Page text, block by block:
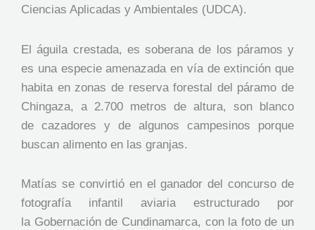
Ciencias Aplicadas y Ambientales (UDCA).
El águila crestada, es soberana de los páramos y
es una especie amenazada en vía de extinción que
habita en zonas de reserva forestal del páramo de
Chingaza, a 2.700 metros de altura, son blanco
de cazadores y de algunos campesinos porque
buscan alimento en las granjas.
Matías se convirtió en el ganador del concurso de
fotografía infantil aviaria estructurado por
la Gobernación de Cundinamarca, con la foto de un